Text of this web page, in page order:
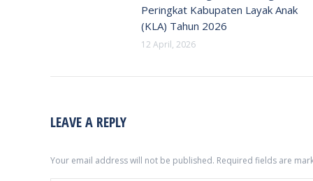
Peringkat Kabupaten Layak Anak
(KLA) Tahun 2026
12 April, 2026
LEAVE A REPLY
Your email address will not be published. Required fields are